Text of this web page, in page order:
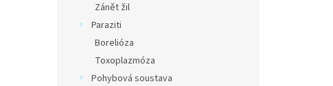
Zánět žil
Paraziti
Borelióza
Toxoplazmóza
Pohybová soustava